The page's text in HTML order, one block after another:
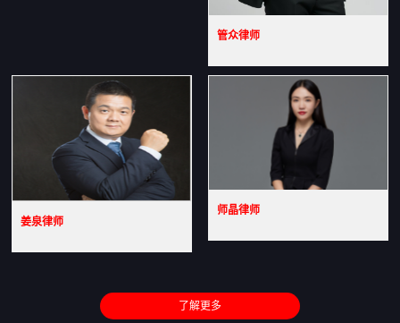
管众律师
姜泉律师
师晶律师
了解更多